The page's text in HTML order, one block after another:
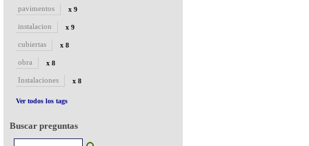
pavimentos x 9
instalacion x 9
cubiertas x 8
obra x 8
Instalaciones x 8
Ver todos los tags
Buscar preguntas